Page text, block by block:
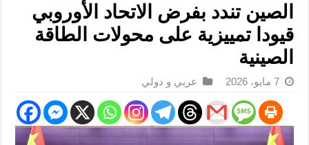
الصين تندد بفرض الاتحاد الأوروبي
قيودا تمييزية على محولات الطاقة
الصينية
7 مايو، 2026 عربي و دولي